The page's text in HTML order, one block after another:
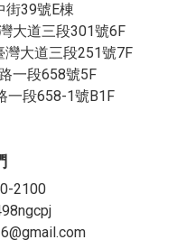
街39號E棟
大道三段301號6F
大道三段251號7F
一段658號5F
一段658-1號B1F
2100